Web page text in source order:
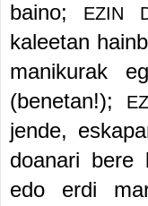
baino;
EZIN
kaleetan
manikurak
(benetan!);
jende,
doanari
edo erdi